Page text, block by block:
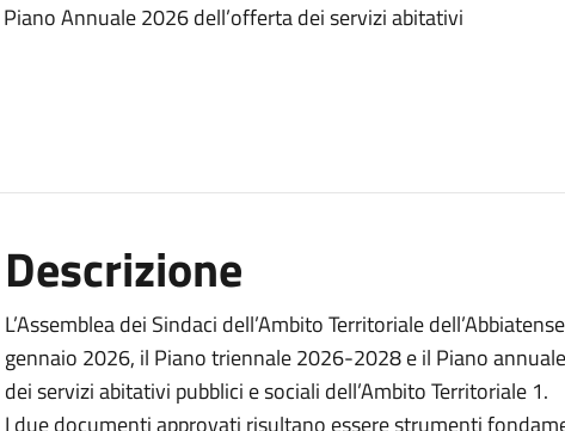
Annuale 2026 dell’offerta dei servizi abitativi
Descrizione
L’Assemblea dei Sindaci dell’Ambito Territoriale
gennaio 2026, il Piano triennale 2026-2028 e il Piano
dei servizi abitativi pubblici e sociali dell’Ambito Territoriale 1.
I due documenti approvati risultano essere strumenti